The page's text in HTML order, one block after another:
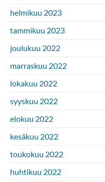
helmikuu 2023
tammikuu 2023
joulukuu 2022
marraskuu 2022
lokakuu 2022
syyskuu 2022
elokuu 2022
kesäkuu 2022
toukokuu 2022
huhtikuu 2022